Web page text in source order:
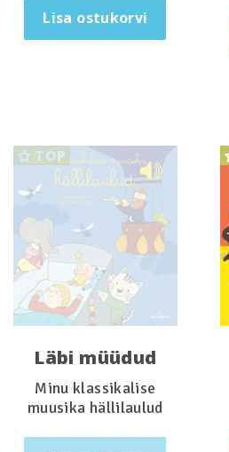
Lisa ostukorvi
TOP
Läbi müüdud
Minu klassikalise
muusika hällilaulud